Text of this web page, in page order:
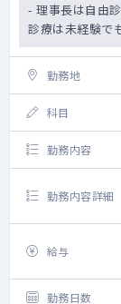
- 理事長は自由
診療は未経験で
勤務地
科目
勤務内容
勤務内容詳細
給与
勤務日数